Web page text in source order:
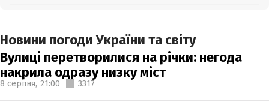
Новини погоди України та світу
Вулиці перетворилися на річки: негода
накрила одразу низку міст
8 серпня, 21:00 3317